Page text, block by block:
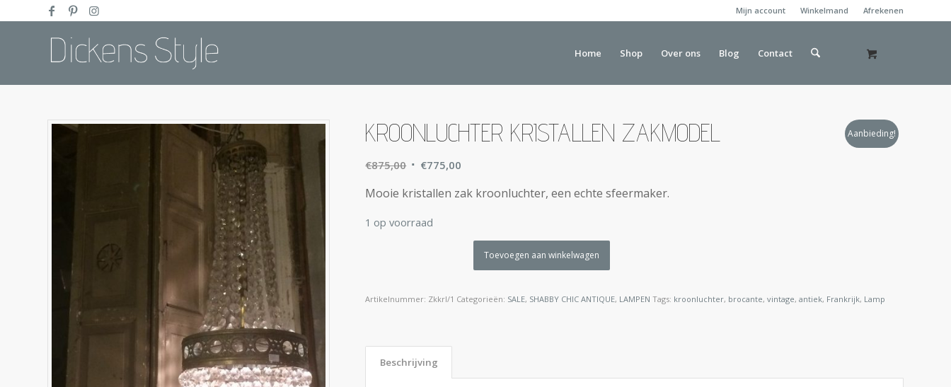
Mijn account Winkelmand Afrekenen
Home Shop Over ons Blog Contact
Aanbieding!
KROONLUCHTER KRISTALLEN ZAKMODEL
€875,00 Oorspronkelijke
was:
€775,00
is:
Mooie kristallen zak kroonluchter, een echte sfeermaker.
1 op voorraad
Toevoegen aan winkelwagen
Artikelnummer: Zkkrl/1 Categorieën: SALE, SHABBY CHIC ANTIQUE, LAMPEN Tags: kroonluchter, brocante,vintage,antiek, Frankrijk, Lamp
Beschrijving